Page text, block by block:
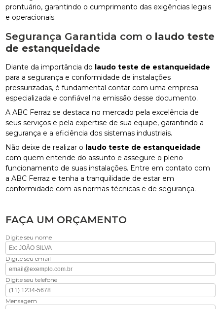
prontuário, garantindo o cumprimento das exigências legais
e operacionais.
Segurança Garantida com o laudo teste
de estanqueidade
Diante da importância do laudo teste de estanqueidade
para a segurança e conformidade de instalações
pressurizadas, é fundamental contar com uma empresa
especializada e confiável na emissão desse documento.
A ABC Ferraz se destaca no mercado pela excelência de
seus serviços e pela expertise de sua equipe, garantindo a
segurança e a eficiência dos sistemas industriais.
Não deixe de realizar o laudo teste de estanqueidade
com quem entende do assunto e assegure o pleno
funcionamento de suas instalações. Entre em contato com
a ABC Ferraz e tenha a tranquilidade de estar em
conformidade com as normas técnicas e de segurança.
FAÇA UM ORÇAMENTO
Digite seu nome
Digite seu email
Digite seu telefone
Mensagem